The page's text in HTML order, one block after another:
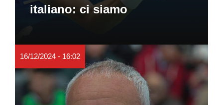
italiano: ci siamo
16/12/2024 - 16:02